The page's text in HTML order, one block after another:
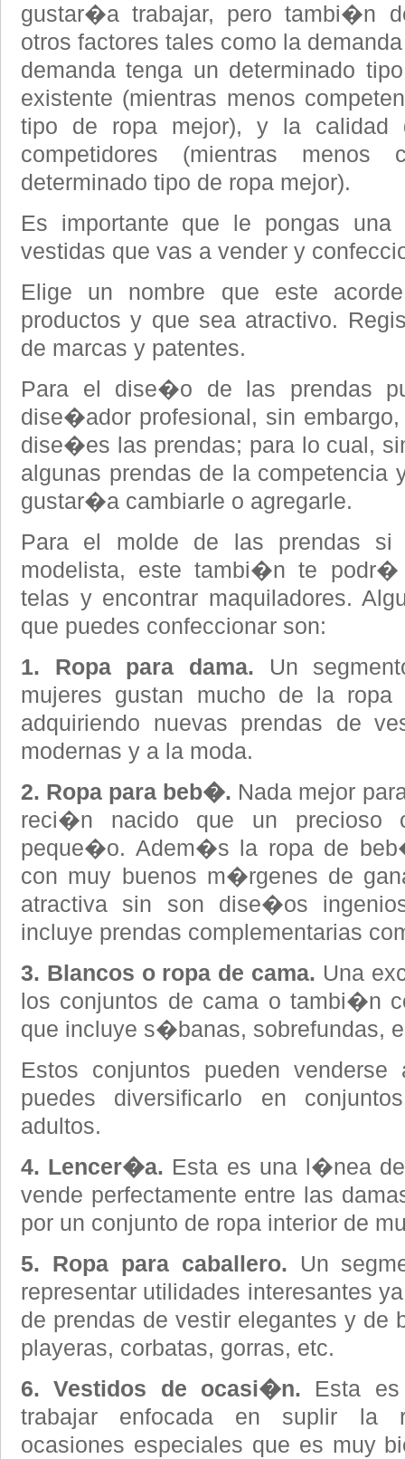
gustar�a trabajar, pero tambi�n
otros factores tales como la
demanda tenga un determinado
existente (mientras menos
tipo de ropa mejor), y la calidad
competidores (mientras
determinado tipo de ropa mejor).
Es importante que le pongas
vestidas que vas a vender y
Elige un nombre que este
productos y que sea atractivo.
de marcas y patentes.
Para el dise�o de las prendas
dise�ador profesional, sin
dise�es las prendas; para lo cual,
algunas prendas de la
gustar�a cambiarle o agregarle.
Para el molde de las prendas
modelista, este tambi�n te podr�
telas y encontrar maquiladores.
que puedes confeccionar son:
1. Ropa para dama. Un
mujeres gustan mucho de la
adquiriendo nuevas prendas de
modernas y a la moda.
2. Ropa para beb�. Nada mejor
reci�n nacido que un precioso
peque�o. Adem�s la ropa de
con muy buenos m�rgenes de
atractiva sin son dise�os
incluye prendas complementarias
3. Blancos o ropa de cama. Una
los conjuntos de cama o tambi�n
que incluye s�banas, sobrefundas,
Estos conjuntos pueden
puedes diversificarlo en
adultos.
4. Lencer�a. Esta es una l�nea
vende perfectamente entre las
por un conjunto de ropa interior de
5. Ropa para caballero. Un
representar utilidades interesantes
de prendas de vestir elegantes y de
playeras, corbatas, gorras, etc.
6. Vestidos de ocasi�n. Esta
trabajar enfocada en suplir la
ocasiones especiales que es muy